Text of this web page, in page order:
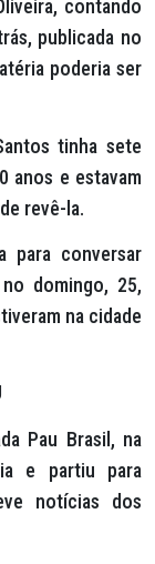
contando
publicada no
poderia ser
tinha sete
anos e estavam
revê-la.
para conversar
domingo, 25,
na cidade
Pau Brasil, na
e partiu para
notícias dos